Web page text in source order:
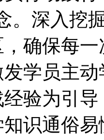
。深入挖
确保每
学员主
验为引
识通俗